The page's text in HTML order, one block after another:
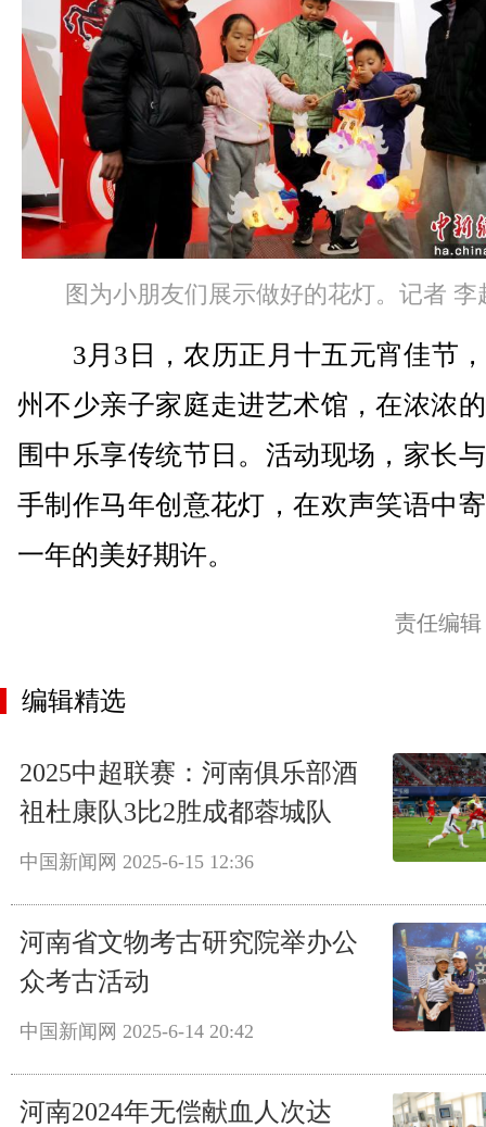
图为小朋友们展示做好的花灯。记者 李
3月3日，农历正月十五元宵佳节
州不少亲子家庭走进艺术馆，在浓浓
围中乐享传统节日。活动现场，家长
手制作马年创意花灯，在欢声笑语中
一年的美好期许。
责任编
编辑精选
2025中超联赛：河南俱乐部酒
祖杜康队3比2胜成都蓉城队
中国新闻网 2025-6-15 12:36
河南省文物考古研究院举办公
众考古活动
中国新闻网 2025-6-14 20:42
河南2024年无偿献血人次达